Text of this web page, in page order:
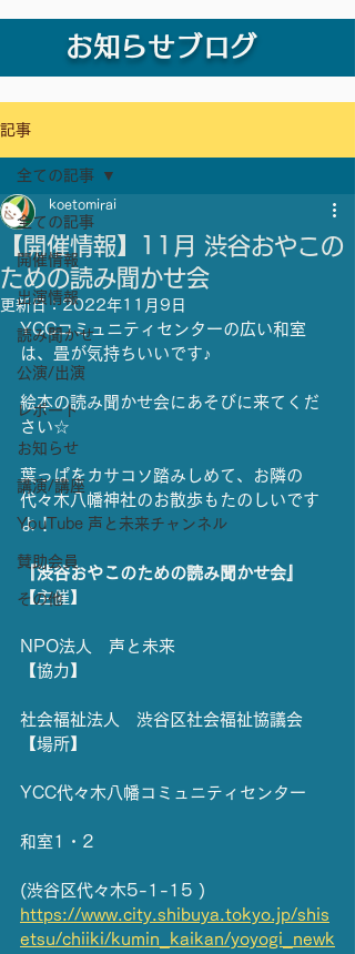
お知らせブログ
記事
全ての記事
開催情報
出演情報
読み聞かせ
公演/出演
レポート
お知らせ
講演/講座
YouTube 声と未来チャンネル
賛助会員
その他
全ての記事
【開催情報】11月 渋谷おやこの
ための読み聞かせ会
koetomirai
更新日：2022年11月9日
YCCコミュニティセンターの広い和室
は、畳が気持ちいいです♪
絵本の読み聞かせ会にあそびに来てくだ
さい☆
葉っぱをカサコソ踏みしめて、お隣の
代々木八幡神社のお散歩もたのしいです
よ！
『渋谷おやこのための読み聞かせ会』
【主催】
NPO法人　声と未来
【協力】
社会福祉法人　渋谷区社会福祉協議会
【場所】
YCC代々木八幡コミュニティセンター
和室1・2
(渋谷区代々木5-1-15 )
https://www.city.shibuya.tokyo.jp/shis
etsu/chiiki/kumin_kaikan/yoyogi_newk